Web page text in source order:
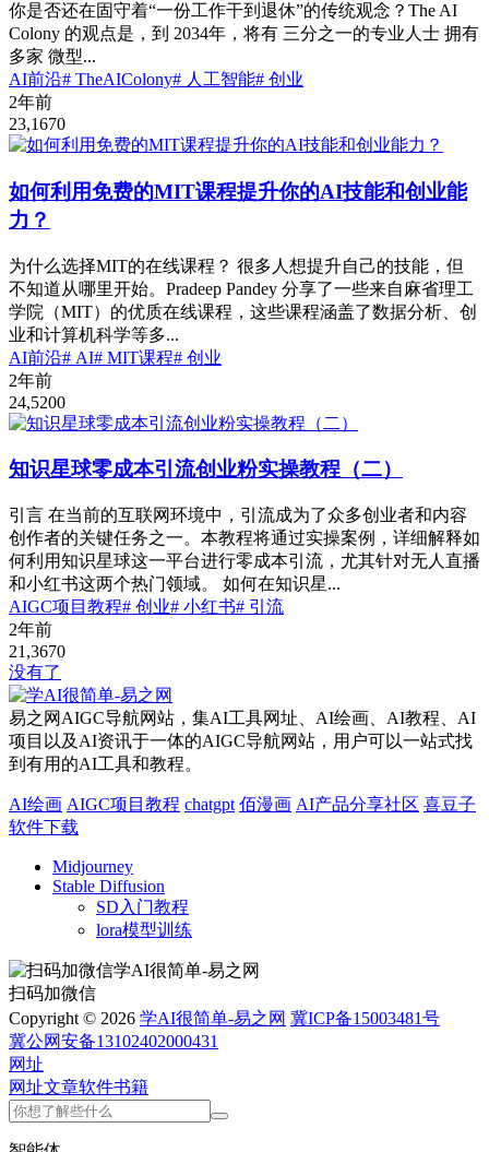
你是否还在固守着“一份工作干到退休”的传统观念？The AI
Colony 的观点是，到 2034年，将有 三分之一的专业人士 拥有
多家 微型...
AI前沿# TheAIColony# 人工智能# 创业
2年前
23,1670
如何利用免费的MIT课程提升你的AI技能和创业能
力？
为什么选择MIT的在线课程？ 很多人想提升自己的技能，但
不知道从哪里开始。Pradeep Pandey 分享了一些来自麻省理工
学院（MIT）的优质在线课程，这些课程涵盖了数据分析、创
业和计算机科学等多...
AI前沿# AI# MIT课程# 创业
2年前
24,5200
知识星球零成本引流创业粉实操教程（二）
引言 在当前的互联网环境中，引流成为了众多创业者和内容
创作者的关键任务之一。本教程将通过实操案例，详细解释如
何利用知识星球这一平台进行零成本引流，尤其针对无人直播
和小红书这两个热门领域。 如何在知识星...
AIGC项目教程# 创业# 小红书# 引流
2年前
21,3670
没有了
易之网AIGC导航网站，集AI工具网址、AI绘画、AI教程、AI
项目以及AI资讯于一体的AIGC导航网站，用户可以一站式找
到有用的AI工具和教程。
AI绘画 AIGC项目教程 chatgpt 佰漫画 AI产品分享社区 喜豆子
软件下载
Midjourney
Stable Diffusion
SD入门教程
lora模型训练
扫码加微信
Copyright © 2026 学AI很简单-易之网 冀ICP备15003481号
冀公网安备13102402000431
网址
网址文章软件书籍